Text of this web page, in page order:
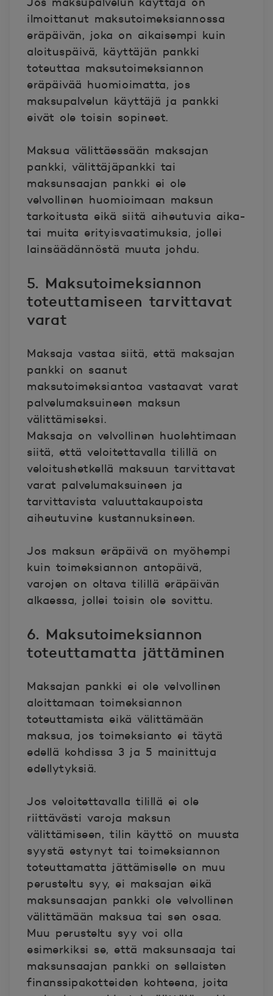
ilmoittanut maksutoimeksiannossa
eräpäivän, joka on aikaisempi kuin
aloituspäivä, käyttäjän pankki
toteuttaa maksutoimeksiannon
eräpäivää huomioimatta, jos
maksupalvelun käyttäjä ja pankki
eivät ole toisin sopineet.
Maksua välittäessään maksajan
pankki, välittäjäpankki tai
maksunsaajan pankki ei ole
velvollinen huomioimaan maksun
tarkoitusta eikä siitä aiheutuvia aika-
tai muita erityisvaatimuksia, jollei
lainsäädännöstä muuta johdu.
5. Maksutoimeksiannon
toteuttamiseen tarvittavat
varat
Maksaja vastaa siitä, että maksajan
pankki on saanut
maksutoimeksiantoa vastaavat varat
palvelumaksuineen maksun
välittämiseksi.
Maksaja on velvollinen huolehtimaan
siitä, että veloitettavalla tilillä on
veloitushetkellä maksuun tarvittavat
varat palvelumaksuineen ja
tarvittavista valuuttakaupoista
aiheutuvine kustannuksineen.
Jos maksun eräpäivä on myöhempi
kuin toimeksiannon antopäivä,
varojen on oltava tilillä eräpäivän
alkaessa, jollei toisin ole sovittu.
6. Maksutoimeksiannon
toteuttamatta jättäminen
Maksajan pankki ei ole velvollinen
aloittamaan toimeksiannon
toteuttamista eikä välittämään
maksua, jos toimeksianto ei täytä
edellä kohdissa 3 ja 5 mainittuja
edellytyksiä.
Jos veloitettavalla tilillä ei ole
riittävästi varoja maksun
välittämiseen, tilin käyttö on muusta
syystä estynyt tai toimeksiannon
toteuttamatta jättämiselle on muu
perusteltu syy, ei maksajan eikä
maksunsaajan pankki ole velvollinen
välittämään maksua tai sen osaa.
Muu perusteltu syy voi olla
esimerkiksi se, että maksunsaaja tai
maksunsaajan pankki on sellaisten
finanssipakotteiden kohteena, joita